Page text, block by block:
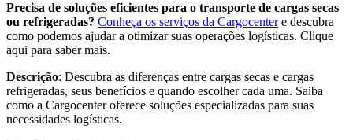
Precisa de soluções eficientes para o transporte de cargas secas
ou refrigeradas? Conheça os serviços da Cargocentere descubra
como podemos ajudar a otimizar suas operações logísticas. Clique
aqui para saber mais.
Descrição: Descubra as diferenças entre cargas secas e cargas
refrigeradas, seus benefícios e quando escolher cada uma. Saiba
como a Cargocenter oferece soluções especializadas para suas
necessidades logísticas.